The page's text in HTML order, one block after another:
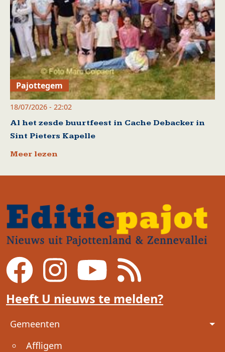
Pajottegem
18/07/2026 - 22:02
Al het zesde buurtfeest in Cache Debacker in
Sint Pieters Kapelle
Meer lezen
Heeft U nieuws te melden?
Voet
Gemeenten
Affligem